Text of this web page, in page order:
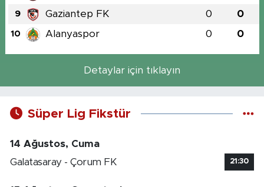
9 Gaziantep FK 0 0
10 Alanyaspor 0 0
Detaylar için tıklayın
Süper Lig Fikstür
14 Ağustos, Cuma
Galatasaray - Çorum FK
21:30